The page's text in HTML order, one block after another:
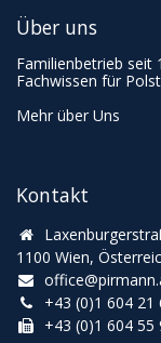
Kontakt
1100 Wien,
+43 (0)1 604 21
+43 (0)1 604 55
Über uns
Familienbetrieb seit
Fachwissen für
Mehr über Uns